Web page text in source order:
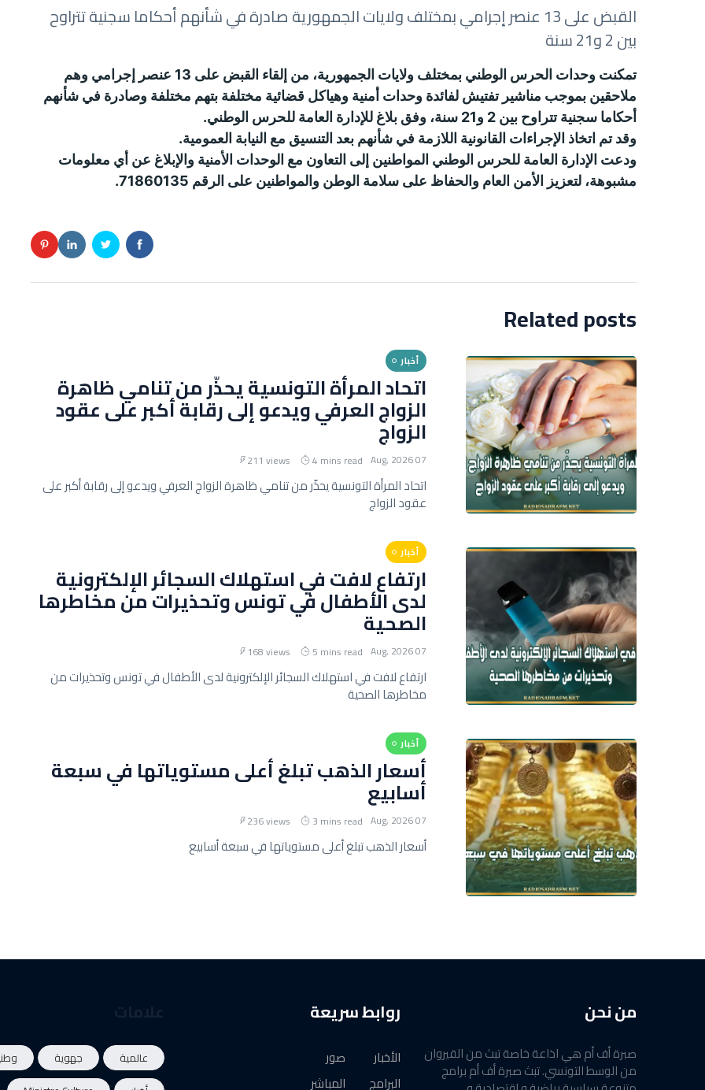
القبض على 13 عنصر إجرامي بمختلف ولايات الجمهورية صادرة في شأنهم أحكاما سجنية تتراوح
بين 2 و21 سنة
تمكنت وحدات الحرس الوطني بمختلف ولايات الجمهورية، من إلقاء القبض على 13 عنصر إجرامي
وهم
ملاحقين بموجب مناشير تفتيش لفائدة وحدات أمنية وهياكل قضائية مختلفة بتهم مختلفة وصادرة في شأنهم
أحكاما سجنية تتراوح بين 2 و21 سنة،
وفق بلاغ للإدارة العامة للحرس الوطني.
وقد تم اتخاذ الإجراءات القانونية اللازمة في شأنهم بعد التنسيق مع النيابة العمومية.
ودعت الإدارة العامة للحرس الوطني المواطنين إلى التعاون مع الوحدات الأمنية والإبلاغ عن أي معلومات
مشبوهة، لتعزيز الأمن العام والحفاظ على سلامة الوطن والمواطنين على الرقم 71860135.
Related posts
أخبار
اتحاد المرأة التونسية يحذّر من تنامي ظاهرة
الزواج العرفي ويدعو إلى رقابة أكبر على عقود
الزواج
07 Aug, 2026
4 mins read
211 views
اتحاد المرأة التونسية يحذّر من تنامي ظاهرة الزواج العرفي ويدعو إلى رقابة أكبر على
عقود الزواج
أخبار
ارتفاع لافت في استهلاك السجائر الإلكترونية
لدى الأطفال في تونس وتحذيرات من مخاطرها
الصحية
07 Aug, 2026
5 mins read
168 views
ارتفاع لافت في استهلاك السجائر الإلكترونية لدى الأطفال في تونس وتحذيرات من
مخاطرها الصحية
أخبار
أسعار الذهب تبلغ أعلى مستوياتها في سبعة
أسابيع
07 Aug, 2026
3 mins read
236 views
أسعار الذهب تبلغ أعلى مستوياتها في سبعة أسابيع
من نحن
صبرة أف أم هي اذاعة خاصة تبث من القيروان
من الوسط التونسي. تبث صبرة أف أم برامج
روابط سريعة
الأخبار
البرامج
صور
المباشر
عالمية جهوية